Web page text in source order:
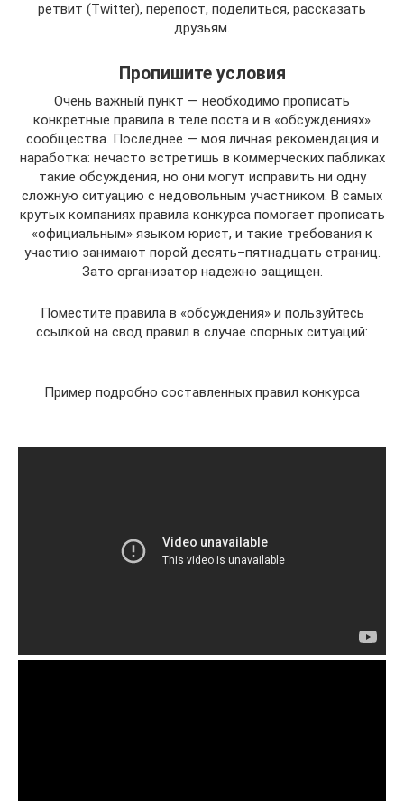
ретвит (Twitter), перепост, поделиться, рассказать
друзьям.
Пропишите условия
Очень важный пункт — необходимо прописать
конкретные правила в теле поста и в «обсуждениях»
сообщества. Последнее — моя личная рекомендация и
наработка: нечасто встретишь в коммерческих пабликах
такие обсуждения, но они могут исправить ни одну
сложную ситуацию с недовольным участником. В самых
крутых компаниях правила конкурса помогает прописать
«официальным» языком юрист, и такие требования к
участию занимают порой десять–пятнадцать страниц.
Зато организатор надежно защищен.
Поместите правила в «обсуждения» и пользуйтесь
ссылкой на свод правил в случае спорных ситуаций:
Пример подробно составленных правил конкурса